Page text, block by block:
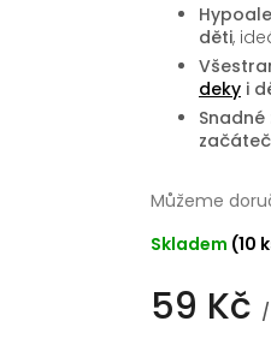
59 Kč
Skladem (10
Můžeme
děti,
deky i